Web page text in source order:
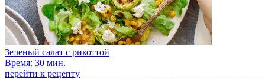
Зеленый салат с рикоттой
Время: 30 мин.
перейти к рецепту